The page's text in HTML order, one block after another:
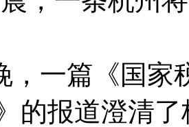
，一篇《国家
的报道澄清